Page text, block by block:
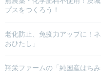
プスをつくろう！
老化防止、免疫力アップに！
おひたし」
翔栄ファームの「純国産はちみ